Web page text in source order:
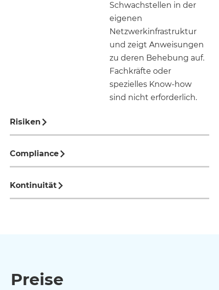
Risiken
Compliance
Kontinuität
Schwachstellen in der
eigenen
Netzwerkinfrastruktur
und zeigt Anweisungen
zu deren Behebung auf.
Fachkräfte oder
spezielles Know-how
sind nicht erforderlich.
Preise